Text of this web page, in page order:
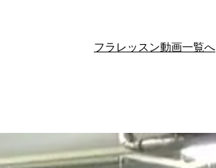
フラレッスン動画一覧へ